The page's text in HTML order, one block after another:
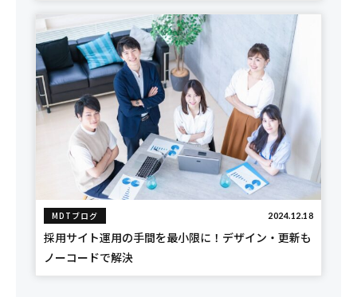
MDTブログ 2024.12.18
採用サイト運用の手間を最小限に！デザイン・更新も
ノーコードで解決